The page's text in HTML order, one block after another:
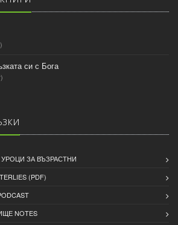
си с Бога
ЗА ВЪЗРАСТНИ
(PDF)
NOTES